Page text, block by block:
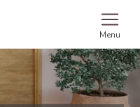
Menu